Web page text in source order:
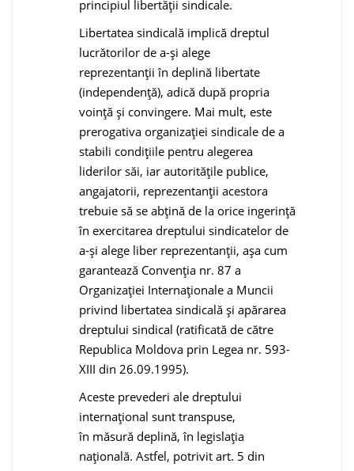
principiul libertăţii sindicale.
Libertatea sindicală implică dreptul
lucrătorilor de a-şi alege
reprezentanţii în deplină libertate
(independenţă), adică după propria
voinţă şi convingere. Mai mult, este
prerogativa organizaţiei sindicale de a
stabili condiţiile pentru alegerea
liderilor săi, iar autorităţile publice,
angajatorii, reprezentanţii acestora
trebuie să se abţină de la orice ingerinţă
în exercitarea dreptului sindicatelor de
a-şi alege liber reprezentanţii, aşa cum
garantează Convenţia nr. 87 a
Organizaţiei Internaţionale a Muncii
privind libertatea sindicală şi apărarea
dreptului sindical (ratificată de către
Republica Moldova prin Legea nr. 593-
XIII din 26.09.1995).
Aceste prevederi ale dreptului
internaţional sunt transpuse,
în măsură deplină, în legislaţia
naţională. Astfel, potrivit art. 5 din